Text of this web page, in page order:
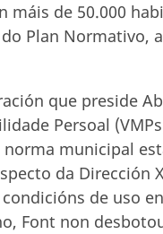
máis de 50.000
Plan Normativo,
que preside
Persoal
municipal
da Dirección
de uso
Font non